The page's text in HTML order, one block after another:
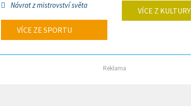
Návrat z mistrovství světa
VÍCE ZE SPORTU
VÍCE Z KULTURY
Reklama